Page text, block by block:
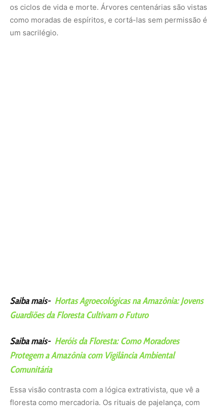
os ciclos de vida e morte. Árvores centenárias são vistas
como moradas de espíritos, e cortá-las sem permissão é
um sacrilégio.
Saiba mais- Hortas Agroecológicas na Amazônia: Jovens
Guardiões da Floresta Cultivam o Futuro
Saiba mais- Heróis da Floresta: Como Moradores
Protegem a Amazônia com Vigilância Ambiental
Comunitária
Essa visão contrasta com a lógica extrativista, que vê a
floresta como mercadoria. Os rituais de pajelança, com